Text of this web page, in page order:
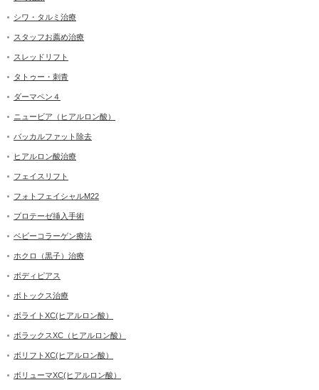
シワ・タルミ治療
スタッフお薦め治療
スレッドリフト
タトゥー・刺青
ダーマペン４
ニュービア（ヒアルロン酸）
バッカルファット除去
ヒアルロン酸治療
フェイスリフト
フォトフェイシャルM22
プロテーゼ挿入手術
ベビーコラーゲン療法
ホクロ（黒子）治療
ボディピアス
ボトックス治療
ボライトXC(ヒアルロン酸）
ボラックスXC（ヒアルロン酸）
ボリフトXC(ヒアルロン酸）
ボリューマXC(ヒアルロン酸）